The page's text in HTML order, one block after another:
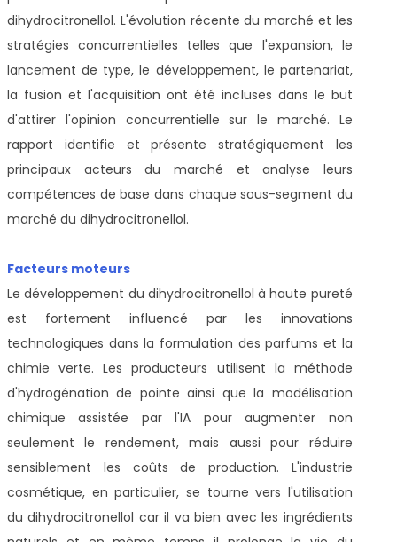
dihydrocitronellol. L'évolution récente du marché et les
stratégies concurrentielles telles que l'expansion, le
lancement de type, le développement, le partenariat,
la fusion et l'acquisition ont été incluses dans le but
d'attirer l'opinion concurrentielle sur le marché. Le
rapport identifie et présente stratégiquement les
principaux acteurs du marché et analyse leurs
compétences de base dans chaque sous-segment du
marché du dihydrocitronellol.
Facteurs moteurs
Le développement du dihydrocitronellol à haute pureté
est fortement influencé par les innovations
technologiques dans la formulation des parfums et la
chimie verte. Les producteurs utilisent la méthode
d'hydrogénation de pointe ainsi que la modélisation
chimique assistée par l'IA pour augmenter non
seulement le rendement, mais aussi pour réduire
sensiblement les coûts de production. L'industrie
cosmétique, en particulier, se tourne vers l'utilisation
du dihydrocitronellol car il va bien avec les ingrédients